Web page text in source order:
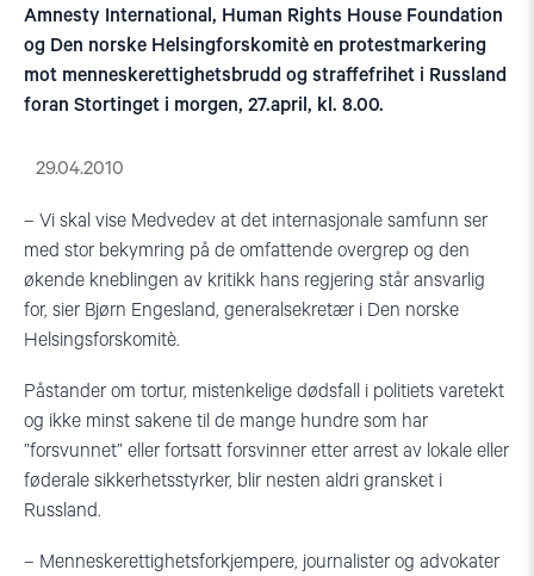
Amnesty International, Human Rights House Foundation
og Den norske Helsingforskomitè en protestmarkering
mot menneskerettighetsbrudd og straffefrihet i Russland
foran Stortinget i morgen, 27.april, kl. 8.00.
29.04.2010
– Vi skal vise Medvedev at det internasjonale samfunn ser
med stor bekymring på de omfattende overgrep og den
økende kneblingen av kritikk hans regjering står ansvarlig
for, sier Bjørn Engesland, generalsekretær i Den norske
Helsingsforskomitè.
Påstander om tortur, mistenkelige dødsfall i politiets varetekt
og ikke minst sakene til de mange hundre som har
”forsvunnet” eller fortsatt forsvinner etter arrest av lokale eller
føderale sikkerhetsstyrker, blir nesten aldri gransket i
Russland.
– Menneskerettighetsforkjempere, journalister og advokater